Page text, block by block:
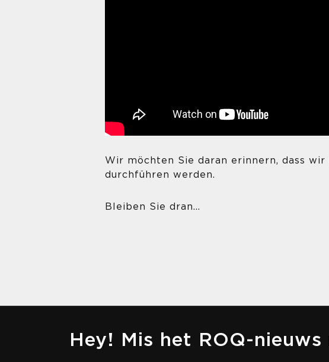
Wir möchten Sie daran erinnern, dass
durchführen werden.
Bleiben Sie dran...
Hey! Mis het ROQ-nieuws